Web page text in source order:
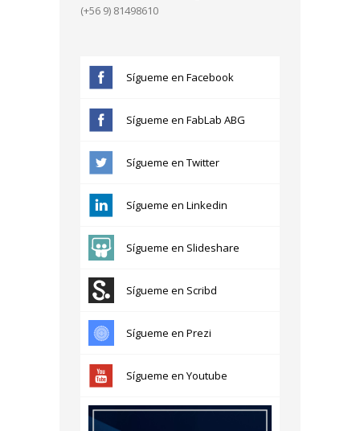
(+56 9) 81498610
Sígueme en Facebook
Sígueme en FabLab ABG
Sígueme en Twitter
Sígueme en Linkedin
Sígueme en Slideshare
Sígueme en Scribd
Sígueme en Prezi
Sígueme en Youtube